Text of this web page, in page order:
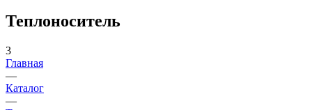
Теплоноситель
3
Главная
—
Каталог
—